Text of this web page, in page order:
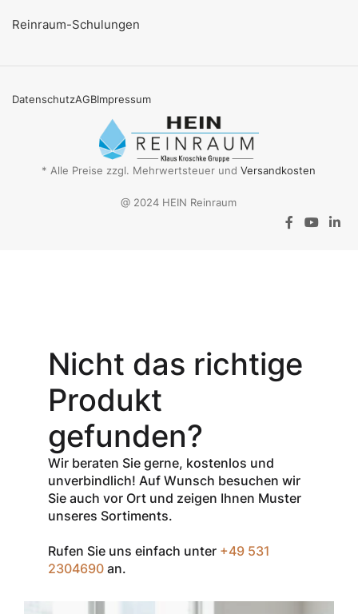
Reinraum-Schulungen
DatenschutzAGBImpressum
* Alle Preise zzgl. Mehrwertsteuer undVersandkosten
@ 2024 HEIN Reinraum
Gutschein-Code
INSPEC30
erhalten Sie
% Rabattauf
den Netto-
Verkaufspreis
aller Produkte
der Marke
InSpec von
Redditch
Zum Einlösen
geben Sie den
Nicht das richtige
Produkt
gefunden?
Wir beraten Sie gerne, kostenlos und
unverbindlich! Auf Wunsch besuchen wir
Sie auch vor Ort und zeigen Ihnen Muster
unseres Sortiments.
Rufen Sie uns einfach unter +49 531
2304690 an.